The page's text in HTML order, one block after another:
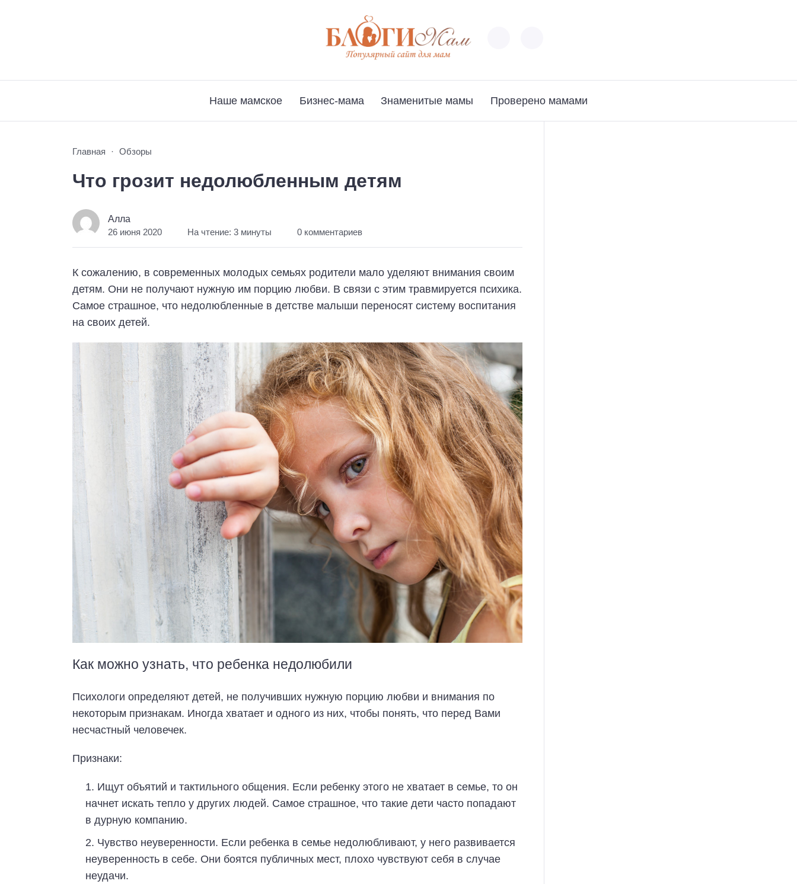
Наше мамское Бизнес-мама Знаменитые мамы Проверено мамами
Главная Обзоры
Что грозит недолюбленным детям
Алла
26 июня 2020 На чтение: 3 минуты 0 комментариев
К сожалению, в современных молодых семьях родители мало уделяют внимания своим
детям. Они не получают нужную им порцию любви. В связи с этим травмируется психика.
Самое страшное, что недолюбленные в детстве малыши переносят систему воспитания
на своих детей.
Как можно узнать, что ребенка недолюбили
Психологи определяют детей, не получивших нужную порцию любви и внимания по
некоторым признакам. Иногда хватает и одного из них, чтобы понять, что перед Вами
несчастный человечек.
Признаки:
Ищут объятий и тактильного общения. Если ребенку этого не хватает в семье, то он
начнет искать тепло у других людей. Самое страшное, что такие дети часто попадают
в дурную компанию.
Чувство неуверенности. Если ребенка в семье недолюбливают, у него развивается
неуверенность в себе. Они боятся публичных мест, плохо чувствуют себя в случае
неудачи.